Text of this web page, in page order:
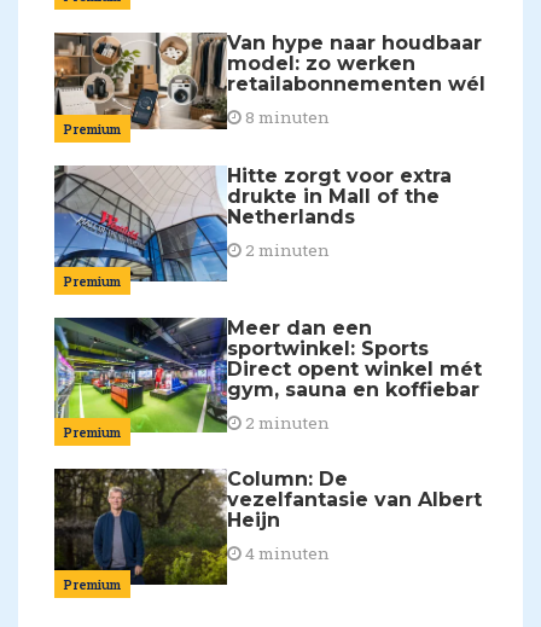
Premium
Van hype naar houdbaar
model: zo werken
retailabonnementen wél
8 minuten
Premium
Hitte zorgt voor extra
drukte in Mall of the
Netherlands
2 minuten
Premium
Meer dan een
sportwinkel: Sports
Direct opent winkel mét
gym, sauna en koffiebar
2 minuten
Premium
Column: De
vezelfantasie van Albert
Heijn
4 minuten